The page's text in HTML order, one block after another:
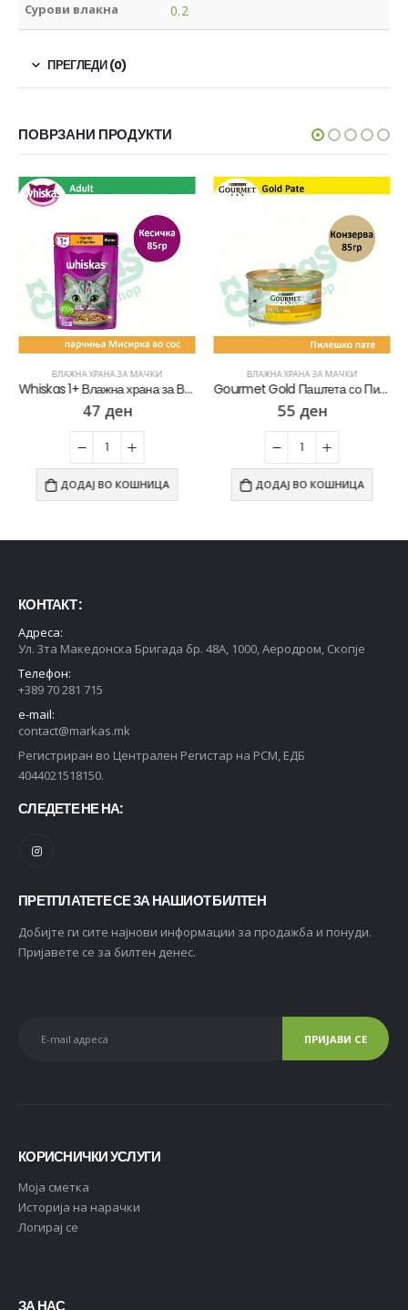
Сурови влакна 0.2
ПРЕГЛЕДИ (0)
ПОВРЗАНИ ПРОДУКТИ
ВЛАЖНА ХРАНА ЗА МАЧКИ
Whiskas 1+ Влажна храна за Возрасни мачки со Парчиња Мисирка во сос [Кесичка 85гр]
47 ден
ДОДАЈ ВО КОШНИЦА
ВЛАЖНА ХРАНА ЗА МАЧКИ
Gourmet Gold Паштета со Пилешко [Конзерва 85гр]
55 ден
ДОДАЈ ВО КОШНИЦА
КОНТАКТ :
Адреса:
Ул. 3та Македонска Бригада бр. 48А, 1000, Аеродром, Скопје
Телефон:
+389 70 281 715
e-mail:
contact@markas.mk
Регистриран во Централен Регистар на РСМ, ЕДБ
4044021518150.
СЛЕДЕТЕ НЕ НА:
ПРЕТПЛАТЕТЕ СЕ ЗА НАШИОТ БИЛТЕН
Добијте ги сите најнови информации за продажба и понуди.
Пријавете се за билтен денес.
КОРИСНИЧКИ УСЛУГИ
Moja сметка
Историја на нарачки
Логирај се
ЗА НАС